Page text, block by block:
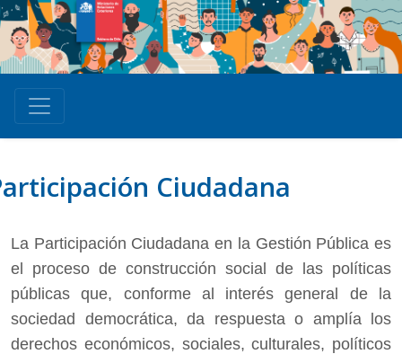
Ciudadana
La Participación Ciudadana en la Gestión Pública es
el proceso de construcción social de las políticas
públicas que, conforme al interés general de la
sociedad democrática, da respuesta o amplía los
derechos económicos, sociales, culturales, políticos